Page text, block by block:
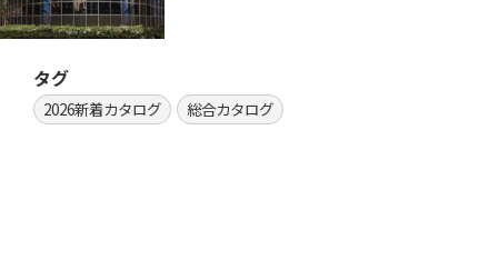
タグ
2026新着カタログ 総合カタログ